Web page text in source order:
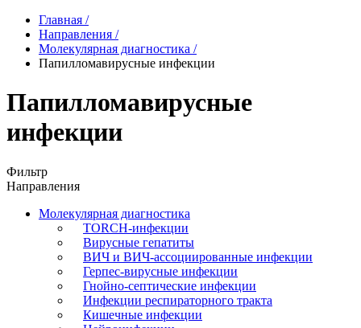
Главная /
Направления /
Молекулярная диагностика /
Папилломавирусные инфекции
Папилломавирусные
инфекции
Фильтр
Направления
Молекулярная диагностика
TORCH-инфекции
Вирусные гепатиты
ВИЧ и ВИЧ-ассоциированные инфекции
Герпес-вирусные инфекции
Гнойно-септические инфекции
Инфекции респираторного тракта
Кишечные инфекции